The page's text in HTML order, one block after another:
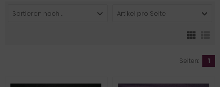
Sortieren nach ... Artikel pro Seite
Seiten: 1